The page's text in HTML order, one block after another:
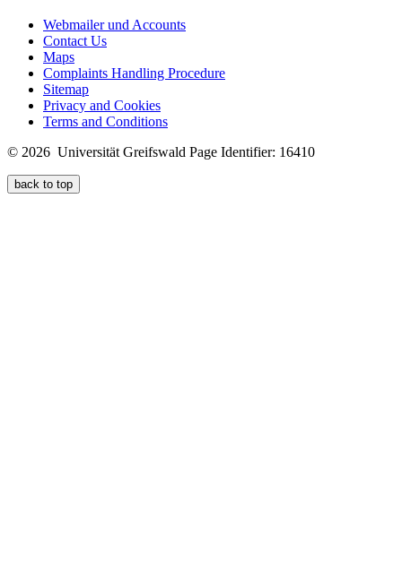
Webmailer und Accounts
Contact Us
Maps
Complaints Handling Procedure
Sitemap
Privacy and Cookies
Terms and Conditions
© 2026 Universität Greifswald Page Identifier: 16410
back to top